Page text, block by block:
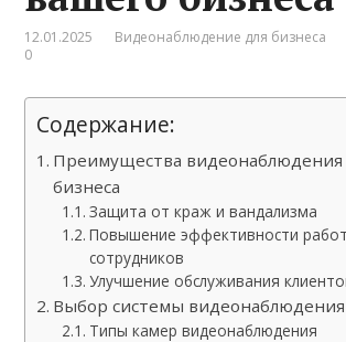
12.01.2025 Видеонаблюдение для бизнеса
0
Содержание:
Преимущества видеонаблюдения
бизнеса
Защита от краж и вандализма
Повышение эффективности
сотрудников
Улучшение обслуживания
Выбор системы видеонаблюдения
Типы камер видеонаблюдения